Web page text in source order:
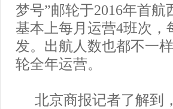
梦号”邮轮于2016年首
基本上每月运营4班次，
发。出航人数也都不一
轮全年运营。
北京商报记者了解到